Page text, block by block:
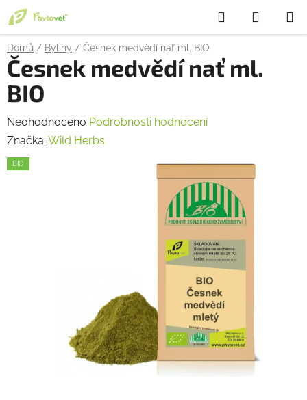
Přejít
na
obsah
Hledat
KOŠÍK
Domů / Byliny / Česnek medvědí nať ml. BIO
Česnek medvědí nať ml.
BIO
Průměrné
hodnocení
produktu
Neohodnoceno Podrobnosti hodnocení
Značka: Wild Herbs
BIO